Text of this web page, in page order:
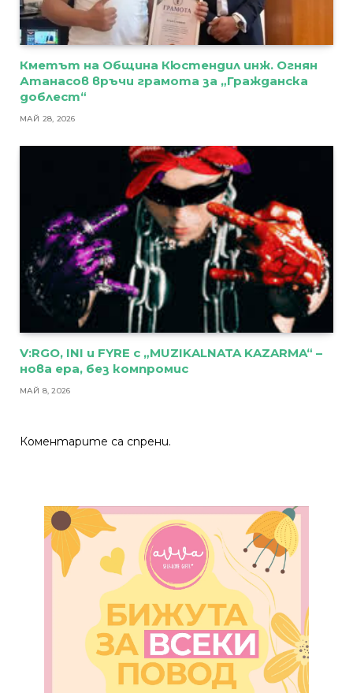
Кметът на Община Кюстендил инж. Огнян
Атанасов връчи грамота за „Гражданска
доблест“
МАЙ 28, 2026
V:RGO, INI и FYRE с „MUZIKALNATA KAZARMA“ –
нова ера, без компромис
МАЙ 8, 2026
Коментарите са спрени.